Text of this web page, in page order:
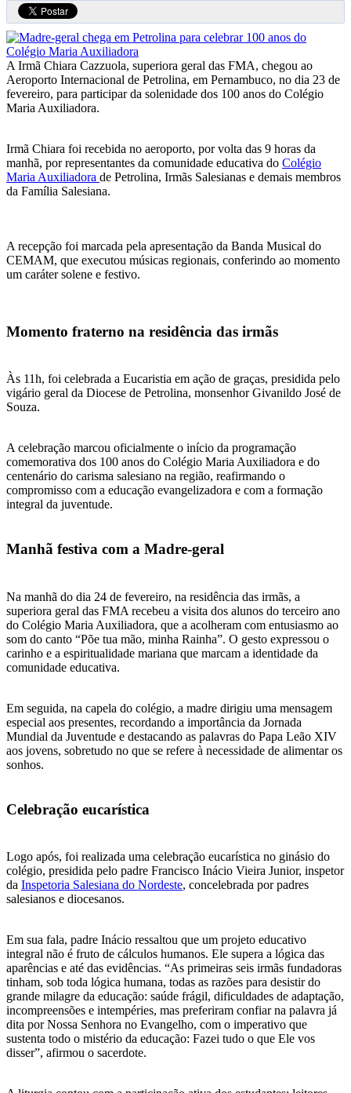
A Irmã Chiara Cazzuola, superiora geral das FMA, chegou ao
Aeroporto Internacional de Petrolina, em Pernambuco, no dia 23 de
fevereiro, para participar da solenidade dos 100 anos do Colégio
Maria Auxiliadora.
Irmã Chiara foi recebida no aeroporto, por volta das 9 horas da
manhã, por representantes da comunidade educativa do Colégio
Maria Auxiliadora de Petrolina, Irmãs Salesianas e demais membros
da Família Salesiana.
A recepção foi marcada pela apresentação da Banda Musical do
CEMAM, que executou músicas regionais, conferindo ao momento
um caráter solene e festivo.
Momento fraterno na residência das irmãs
Às 11h, foi celebrada a Eucaristia em ação de graças, presidida pelo
vigário geral da Diocese de Petrolina, monsenhor Givanildo José de
Souza.
A celebração marcou oficialmente o início da programação
comemorativa dos 100 anos do Colégio Maria Auxiliadora e do
centenário do carisma salesiano na região, reafirmando o
compromisso com a educação evangelizadora e com a formação
integral da juventude.
Manhã festiva com a Madre-geral
Na manhã do dia 24 de fevereiro, na residência das irmãs, a
superiora geral das FMA recebeu a visita dos alunos do terceiro ano
do Colégio Maria Auxiliadora, que a acolheram com entusiasmo ao
som do canto “Põe tua mão, minha Rainha”. O gesto expressou o
carinho e a espiritualidade mariana que marcam a identidade da
comunidade educativa.
Em seguida, na capela do colégio, a madre dirigiu uma mensagem
especial aos presentes, recordando a importância da Jornada
Mundial da Juventude e destacando as palavras do Papa Leão XIV
aos jovens, sobretudo no que se refere à necessidade de alimentar os
sonhos.
Celebração eucarística
Logo após, foi realizada uma celebração eucarística no ginásio do
colégio, presidida pelo padre Francisco Inácio Vieira Junior, inspetor
da Inspetoria Salesiana do Nordeste, concelebrada por padres
salesianos e diocesanos.
Em sua fala, padre Inácio ressaltou que um projeto educativo
integral não é fruto de cálculos humanos. Ele supera a lógica das
aparências e até das evidências. “As primeiras seis irmãs fundadoras
tinham, sob toda lógica humana, todas as razões para desistir do
grande milagre da educação: saúde frágil, dificuldades de adaptação,
incompreensões e intempéries, mas preferiram confiar na palavra já
dita por Nossa Senhora no Evangelho, com o imperativo que
sustenta todo o mistério da educação: Fazei tudo o que Ele vos
disser”, afirmou o sacerdote.